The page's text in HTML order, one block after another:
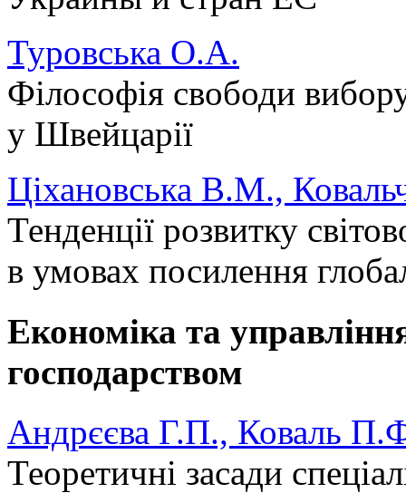
Туровська О.А.
Філософія свободи
у Швейцарії
Ціхановська В.М.,
Тенденції розвитку
в умовах посилення
Економіка та
господарством
Андрєєва Г.П., Коваль
Теоретичні засади